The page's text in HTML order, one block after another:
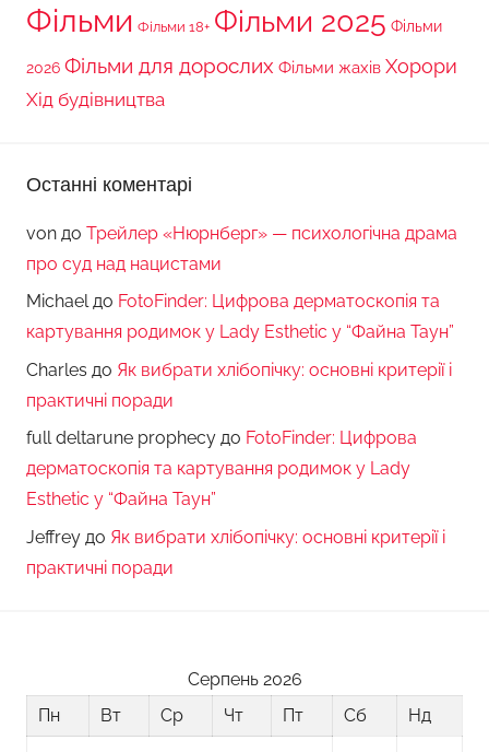
Фільми Фільми 18+ Фільми 2025 Фільми
2026 Фільми для дорослих Фільми жахів Хорори
Хід будівництва
Останні коментарі
von до Трейлер «Нюрнберг» — психологічна драма
про суд над нацистами
Michaelдо FotoFinder: Цифрова дерматоскопія та
картування родимок у Lady Esthetic у “Файна Таун”
Charles до Як вибрати хлібопічку: основні критерії і
практичні поради
full deltarune prophecy до FotoFinder: Цифрова
дерматоскопія та картування родимок у Lady
Esthetic у “Файна Таун”
Jeffrey до Як вибрати хлібопічку: основні критерії і
практичні поради
Серпень 2026
Пн
Вт Ср Чт Пт Сб
Нд